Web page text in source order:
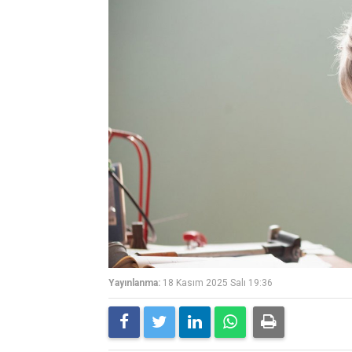
Yayınlanma: 18 Kasım 2025 Salı 19:36